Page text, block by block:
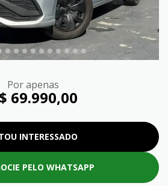
Por apenas
69.990,00
INTERESSADO
PELO WHATSAPP